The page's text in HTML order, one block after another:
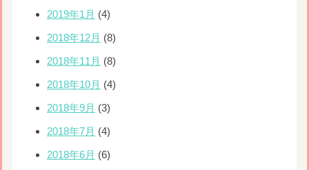
2019年1月 (4)
2018年12月 (8)
2018年11月 (8)
2018年10月 (4)
2018年9月 (3)
2018年7月 (4)
2018年6月 (6)